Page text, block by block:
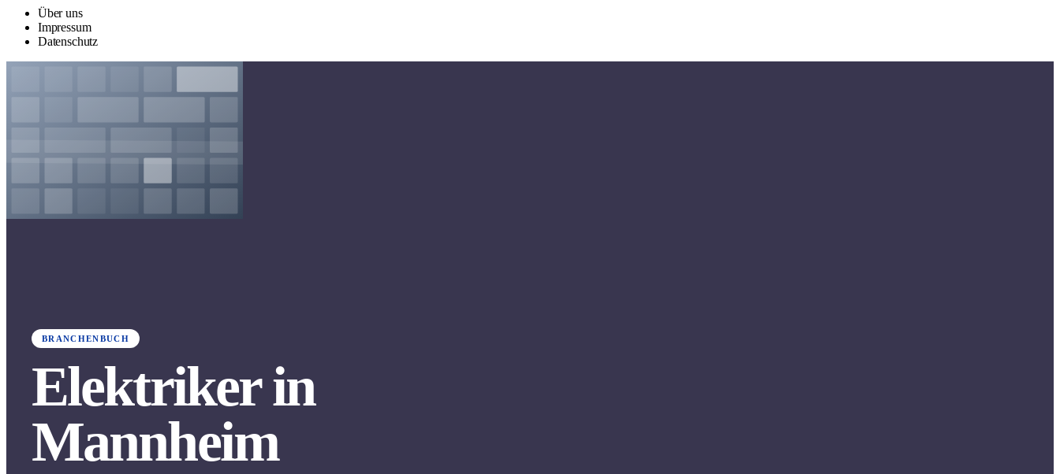
Über uns
Impressum
Datenschutz
BRANCHENBUCH
Elektriker in
Mannheim